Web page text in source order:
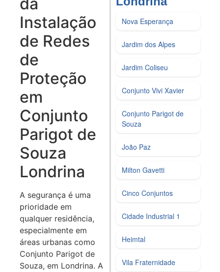
Instalação
de Redes
de
Proteção
em
Conjunto
Parigot de
Souza
Londrina
A segurança é uma
prioridade em
qualquer residência,
especialmente em
áreas urbanas como
Conjunto Parigot de
Souza, em Londrina. A
Nova Esperança
Jardim dos Alpes
Jardim Coliseu
Conjunto Vivi Xavier
Conjunto Parigot de
Souza
João Paz
Milton Gavetti
Cinco Conjuntos
Cidade Industrial 1
Heimtal
Vila Fraternidade